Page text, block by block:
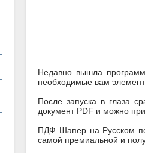
Недавно вышла
необходимые вам
После запуска в глаза
документ PDF и можно
ПДФ Шапер на Русском
самой премиальной и